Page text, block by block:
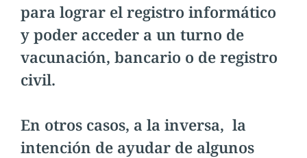
para lograr el registro informático
y poder acceder a un turno de
vacunación, bancario o de registro
civil.
En otros casos, a la inversa, la
intención de ayudar de algunos